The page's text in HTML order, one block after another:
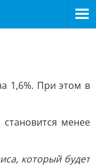
1,6%. При этом в
менее
который будет